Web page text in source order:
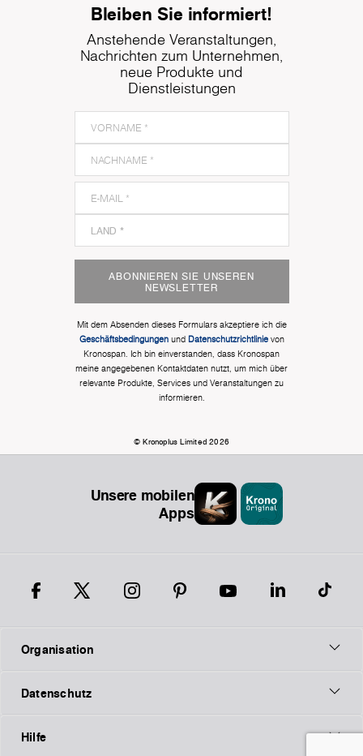
Bleiben Sie informiert!
Anstehende Veranstaltungen,
Nachrichten zum Unternehmen,
neue Produkte und
Dienstleistungen
ABONNIEREN SIE UNSEREN
NEWSLETTER
Mit dem Absenden dieses Formulars akzeptiere ich die
Geschäftsbedingungenund Datenschutzrichtlinievon
Kronospan. Ich bin einverstanden, dass Kronospan
meine angegebenen Kontaktdaten nutzt, um mich über
relevante Produkte, Services und Veranstaltungen zu
informieren.
© Kronoplus Limited 2026
Unsere mobilen
Apps
Organisation
Datenschutz
Hilfe